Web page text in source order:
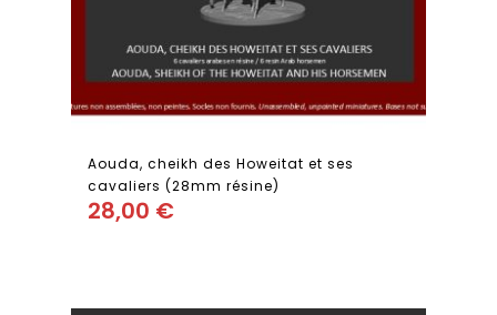
Aouda, cheikh des Howeitat et ses
cavaliers (28mm résine)
28,00 €